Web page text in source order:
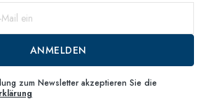
ANMELDEN
zum Newsletter akzeptieren Sie die